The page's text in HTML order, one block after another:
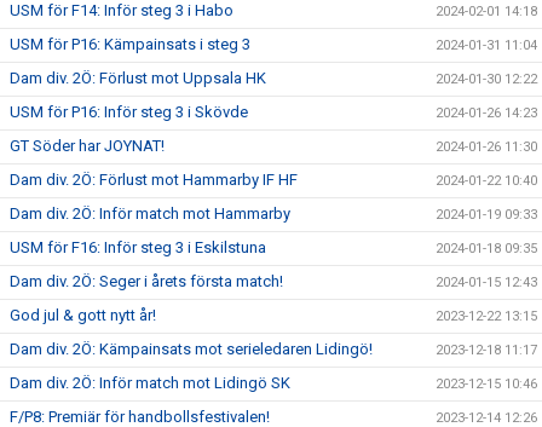
USM för F14: Inför steg 3 i Habo 2024-02-01 14:18
USM för P16: Kämpainsats i steg 3 2024-01-31 11:04
Dam div. 2Ö: Förlust mot Uppsala HK 2024-01-30 12:22
USM för P16: Inför steg 3 i Skövde 2024-01-26 14:23
GT Söder har JOYNAT! 2024-01-26 11:30
Dam div. 2Ö: Förlust mot Hammarby IF HF 2024-01-22 10:40
Dam div. 2Ö: Inför match mot Hammarby 2024-01-19 09:33
USM för F16: Inför steg 3 i Eskilstuna 2024-01-18 09:35
Dam div. 2Ö: Seger i årets första match! 2024-01-15 12:43
God jul & gott nytt år! 2023-12-22 13:15
Dam div. 2Ö: Kämpainsats mot serieledaren Lidingö! 2023-12-18 11:17
Dam div. 2Ö: Inför match mot Lidingö SK 2023-12-15 10:46
F/P8: Premiär för handbollsfestivalen! 2023-12-14 12:26